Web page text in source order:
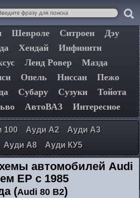
Шевроле Ситроен
Дэу
Хендай
Инфинити
Ленд Ровер
Мазда
Опель Ниссан
Пежо
Субару Сузуки
Тойота
АвтоВАЗ Интересное
100 Ауди А2
Ауди А3
Ауди А8 Ауди КУ5
автомобилей Audi
ЕР с 1985
(Audi 80 B2)